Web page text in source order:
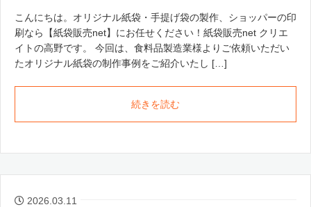
こんにちは。オリジナル紙袋・手提げ袋の製作、ショッパーの印
刷なら【紙袋販売net】にお任せください！紙袋販売net クリエ
イトの高野です。 今回は、食料品製造業様よりご依頼いただい
たオリジナル紙袋の制作事例をご紹介いたし […]
続きを読む
2026.03.11